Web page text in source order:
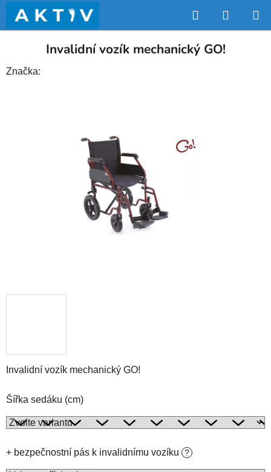
obsah
Hledat
KOŠÍK
Invalidní vozík mechanický GO!
Šířka sedáku (cm)
+ bezpečnostní pás k invalidnímu vozíku ?
Invalidní vozík mechanický GO!
Značka: